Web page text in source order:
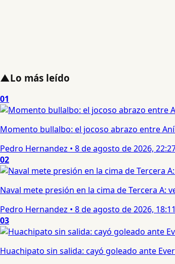
▲Lo más leído
01
Momento bullalbo: el jocoso abrazo entre
Pedro Hernandez • 8 de agosto de 2026,
02
Naval mete presión en la cima de Tercera A:
Pedro Hernandez • 8 de agosto de 2026, 18:11
03
Huachipato sin salida: cayó goleado ante